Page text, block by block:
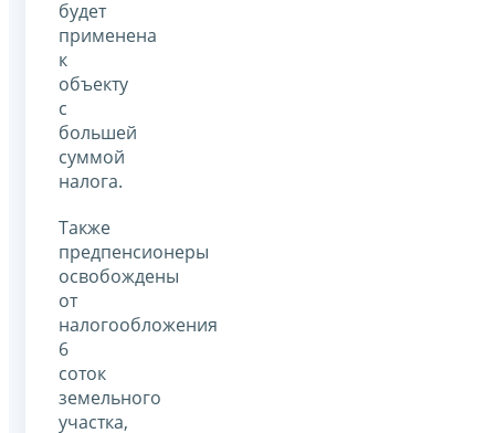
будет
применена
к
объекту
с
большей
суммой
налога.
Также
предпенсионеры
освобождены
от
налогообложения
6
соток
земельного
участка,